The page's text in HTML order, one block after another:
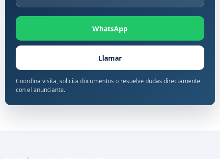
WhatsApp
Llamar
Coordina visita, solicita documentos o resuelve dudas directamente
con el anunciante.